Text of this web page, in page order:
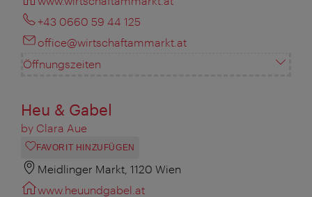
+43 0660 59 44 125
office@wirtschaftammarkt.at
Öffnungszeiten
Heu & Gabel
by Clara Aue
FAVORIT HINZUFÜGEN
Meidlinger Markt, 1120 Wien
www.heuundgabel.at